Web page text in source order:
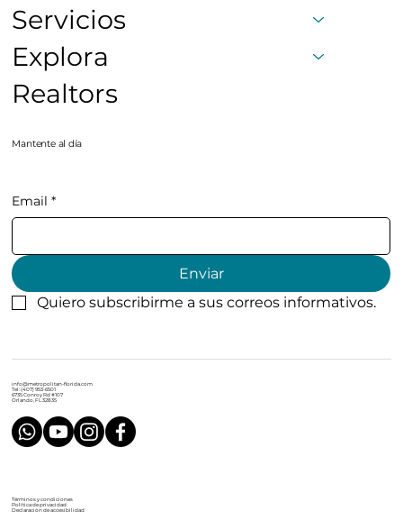
Servicios
Explora
Realtors
Mantente al día
Email *
Enviar
Quiero subscribirme a sus correos informativos.
info@metropolitan-florida.com
Tel: (407) 953-6501
6735 Conroy Rd #107
Orlando, FL 32835
Términos y condiciones
Política de privacidad
Declaración de accesibilidad